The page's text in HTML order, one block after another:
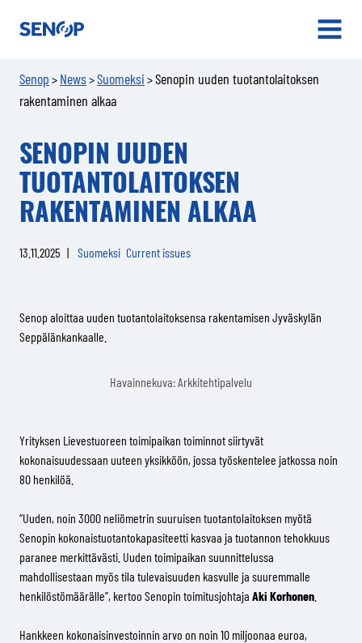
Senop
Senop > News>Suomeksi >Senopin uuden tuotantolaitoksen
rakentaminen alkaa
SENOPIN UUDEN
TUOTANTOLAITOKSEN
RAKENTAMINEN ALKAA
13.11.2025 | Suomeksi Current issues
Senop aloittaa uuden tuotantolaitoksensa rakentamisen Jyväskylän
Seppälänkankaalle.
Havainnekuva: Arkkitehtipalvelu
Yrityksen Lievestuoreen toimipaikan toiminnot siirtyvät
kokonaisuudessaan uuteen yksikköön, jossa työskentelee jatkossa noin
80 henkilöä.
“Uuden, noin 3000 neliömetrin suuruisen tuotantolaitoksen myötä
Senopin kokonaistuotantokapasiteetti kasvaa ja tuotannon tehokkuus
paranee merkittävästi. Uuden toimipaikan suunnittelussa
mahdollisestaan myös tila tulevaisuuden kasvulle ja suuremmalle
henkilöstömäärälle”, kertoo Senopin toimitusjohtaja Aki Korhonen
Hankkeen kokonaisinvestoinnin arvo on noin 10 miljoonaa euroa,